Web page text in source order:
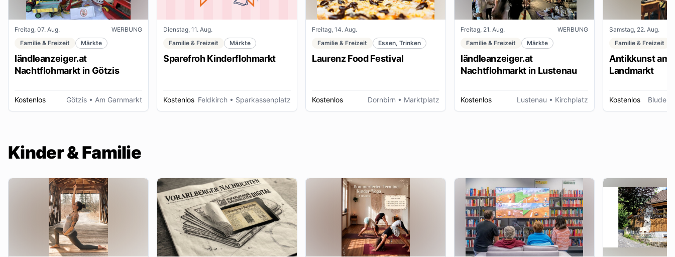
Freitag, 07. Aug.
WERBUNG
Familie & Freizeit
Märkte
ländleanzeiger.at
Nachtflohmarkt in Götzis
Kostenlos Götzis • Am Garnmarkt
Dienstag, 11. Aug.
Familie & Freizeit
Märkte
Sparefroh Kinderflohmarkt
Kostenlos Feldkirch • Sparkassenplatz
Freitag, 14. Aug.
Familie & Freizeit
Essen, Trinken
Laurenz Food Festival
Kostenlos Dornbirn • Marktplatz
Freitag, 21. Aug.
WERBUNG
Familie & Freizeit
Märkte
ländleanzeiger.at
Nachtflohmarkt in Lustenau
Kostenlos Lustenau • Kirchplatz
Samstag, 22. Aug.
Familie & Freizeit
Antikkunst am
Landmarkt
Kostenlos Bludenz
Kinder & Familie